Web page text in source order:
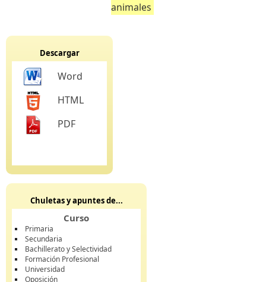
animales
Descargar
Word
HTML
PDF
Chuletas y apuntes de...
Curso
Primaria
Secundaria
Bachillerato y Selectividad
Formación Profesional
Universidad
Oposición